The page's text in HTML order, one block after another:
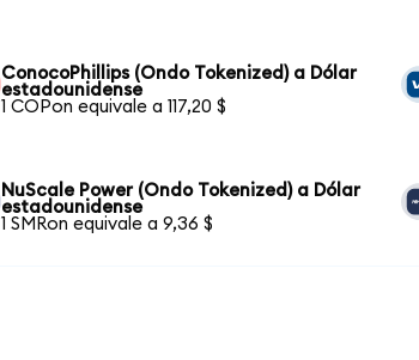
ConocoPhillips (Ondo Tokenized) a Dólar
estadounidense
1 COPon equivale a 117,20 $
NuScale Power (Ondo Tokenized) a Dólar
estadounidense
1 SMRon equivale a 9,36 $